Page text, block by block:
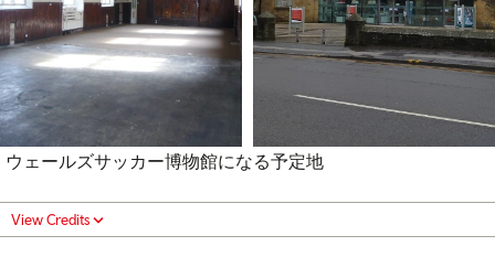
ウェールズサッカー博物館になる予定地
View Credits